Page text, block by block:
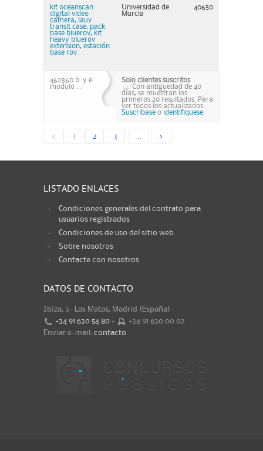
kit oceanscan
digital video
camera, lauv
transit case, pack
base bluerov, kit
heavy bluerov
extension, estación
base rov
Universidad de
Murcia
40650
462860 b. y e.
modulo ...
Solo clientes suscritos
Con antiguedad de 40
días, se muestran los
primeros 20 resultados. Para
ver todos los actualizados...
Suscribase o identifiquese.
< 1 2 3 >
LISTADO ENLACES
Condiciones generales del contrato para
usuarios registrados
Condiciones de uso del sitio web
Sobre nosotros
Contacte con nosotros
DATOS DE CONTACTO
Ibiza, 3 · Las Matas, Madrid (España)
+34 91 630 54 80 -
+34 91 630 00 02
Enviar e-mail: contacto